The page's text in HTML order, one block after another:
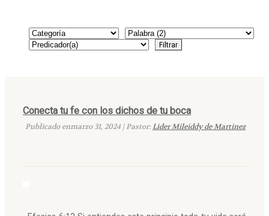
Conecta tu fe con los dichos de tu boca
Publicado enmarzo 31, 2024 | Pastor:Lider Mileiddy de Martinez